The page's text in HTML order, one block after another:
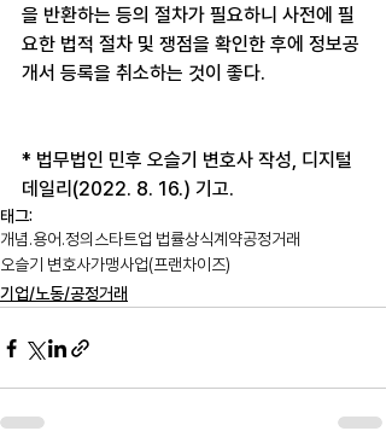
을 반환하는 등의 절차가 필요하니 사전에 필
요한 법적 절차 및 쟁점을 확인한 후에 정보공
개서 등록을 취소하는 것이 좋다.
* 법무법인 민후 오슬기 변호사 작성, 디지털
데일리(2022. 8. 16.) 기고.
태그:
개념.용어.정의 스타트업 법률상식계약공정거래
오슬기 변호사가맹사업(프랜차이즈)
기업/노동/공정거래